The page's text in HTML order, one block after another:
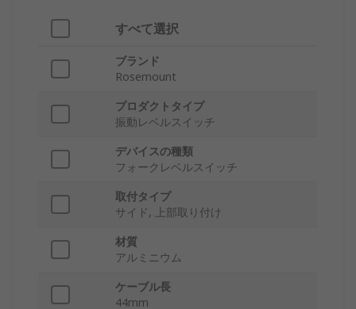
すべて選択
ブランド
Rosemount
プロダクトタイプ
振動レベルスイッチ
デバイスの種類
フォークレベルスイッチ
取付タイプ
サイド, 上部取り付け
材質
アルミニウム
ケーブル長
44mm